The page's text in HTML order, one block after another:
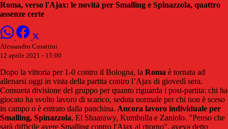
Roma, verso l'Ajax: le novità per Smalling e Spinazzola, quattro
assenze certe
Alessandro Cosattini
12 aprile 2021 - 15:00
Dopo la vittoria per 1-0 contro il Bologna, la Roma è tornata ad
allenarsi oggi in vista della partita contro l’Ajax di giovedì sera.
Consueta divisione del gruppo per quanto riguarda i post-partita: chi ha
giocato ha svolto lavoro di scarico, seduta normale per chi non è sceso
in campo o è entrato dalla panchina. Ancora lavoro individuale per
Smalling, Spinazzola, El Shaarawy, Kumbulla e Zaniolo. "Penso che
sarà difficile avere Smalling contro l'Ajax al ritorno", aveva detto